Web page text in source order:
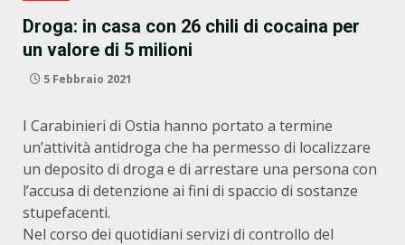
Droga: in casa con 26 chili di cocaina per
un valore di 5 milioni
5 Febbraio 2021
I Carabinieri di Ostia hanno portato a termine
un’attività antidroga che ha permesso di localizzare
un deposito di droga e di arrestare una persona con
l’accusa di detenzione ai fini di spaccio di sostanze
stupefacenti.
Nel corso dei quotidiani servizi di controllo del